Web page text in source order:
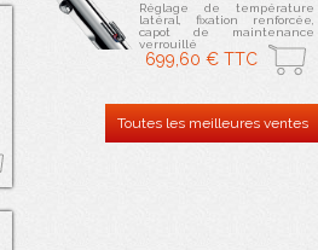
Réglage de température
latéral, fixation renforcée,
capot de maintenance
verrouillé
699,60 € TTC
Toutes les meilleures ventes